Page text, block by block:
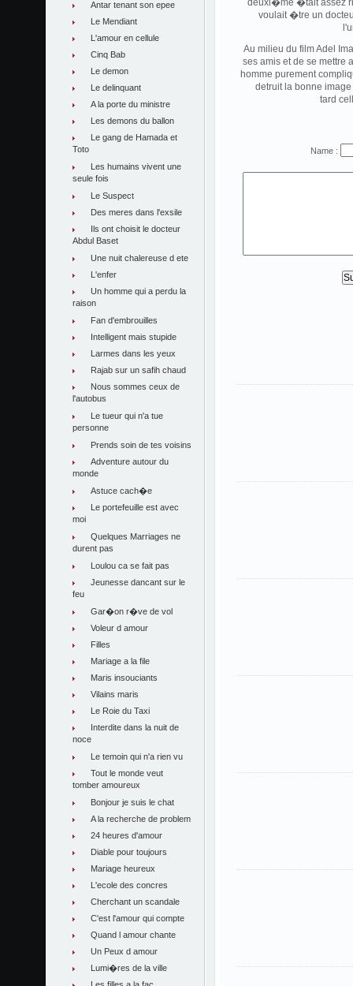
Antar tenant son epee
Le Mendiant
L'amour en cellule
Cinq Bab
Le demon
Le delinquant
A la porte du ministre
Les demons du ballon
Le gang de Hamada et
Toto
Les humains vivent une
seule fois
Le Suspect
Des meres dans l'exsile
Ils ont choisit le docteur
Abdul Baset
Une nuit chalereuse d ete
L'enfer
Un homme qui a perdu la
raison
Fan d'embrouilles
Intelligent mais stupide
Larmes dans les yeux
Rajab sur un safih chaud
Nous sommes ceux de
l'autobus
Le tueur qui n'a tue
personne
Prends soin de tes voisins
Adventure autour du
monde
Astuce cach�e
Le portefeuille est avec
moi
Quelques Marriages ne
durent pas
Loulou ca se fait pas
Jeunesse dancant sur le
feu
Gar�on r�ve de vol
Voleur d amour
Filles
Mariage a la file
Maris insouciants
Vilains maris
Le Roie du Taxi
Interdite dans la nuit de
noce
Le temoin qui n'a rien vu
Tout le monde veut
tomber amoureux
Bonjour je suis le chat
A la recherche de problem
24 heures d'amour
Diable pour toujours
Mariage heureux
L'ecole des concres
Cherchant un scandale
C'est l'amour qui compte
Quand l amour chante
Un Peux d amour
Lumi�res de la ville
deuxi�me �tait assez
voulait �tre un
Au milieu du film Adel
ses amis et de se
homme purement
detruit la bonne
tard
Name :